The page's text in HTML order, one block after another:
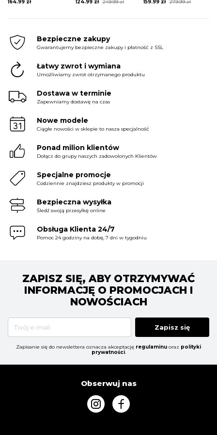
164.99 zł 249.99zł
124.99 zł 279.99zł
159.99 zł
Bezpieczne zakupy
Gwarantujemy bezpieczne zakupy i płatność z SSL
Łatwy zwrot i wymiana
Umożliwiamy zwrot otrzymanego produktu
Dostawa w terminie
Zapewniamy dostawę na czas
Nowe modele
Ciągłe nowości w sklepie to nasza specjalność
Ponad milion klientów
Dołącz do grupy naszych zadowolonych Klientów
Specjalne promocje
Codziennie znajdziesz produkty w promocji
Bezpieczna wysyłka
Śledź swoją przesyłkę online
Obsługa Klienta 24/7
Pomoc 24 godziny na dobę, 7 dni w tygodniu
ZAPISZ SIĘ, ABY OTRZYMYWAĆ
INFORMACJĘ O PROMOCJACH I
NOWOŚCIACH
Zapisz się
Zapisanie się do newslettera oznacza akceptację regulaminu oraz polityki
prywatności.
Obserwuj nas